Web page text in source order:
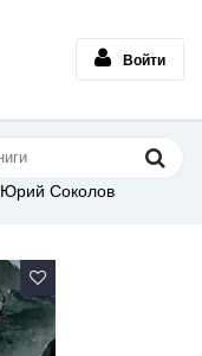
Войти
Юрий Соколов